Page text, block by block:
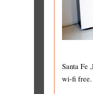
Santa Fe
wi-fi free.